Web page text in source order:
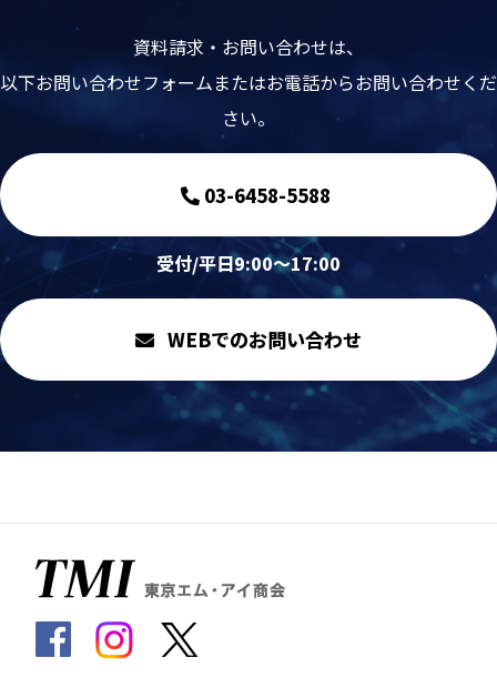
資料請求・お問い合わせは、
以下お問い合わせフォームまたはお電話からお問い合わせくだ
さい。
03-6458-5588
受付/平日9:00～17:00
WEBでのお問い合わせ